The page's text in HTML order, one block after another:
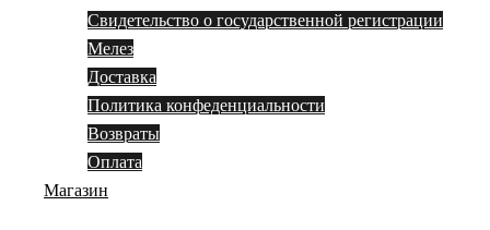
Свидетельство о государственной регистрации
Мелез
Доставка
Политика конфеденциальности
Возвраты
Оплата
Магазин